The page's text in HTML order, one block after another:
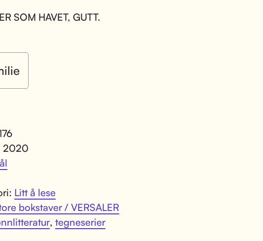
SOM HAVET, GUTT.
2020
Litt å lese
bokstaver / VERSALER
, tegneserier